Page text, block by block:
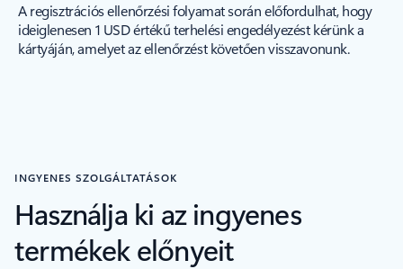
A regisztrációs ellenőrzési folyamat során előfordulhat, hogy
ideiglenesen 1 USD értékű terhelési engedélyezést kérünk a
kártyáján, amelyet az ellenőrzést követően visszavonunk.
INGYENES SZOLGÁLTATÁSOK
Használja ki az ingyenes
termékek előnyeit